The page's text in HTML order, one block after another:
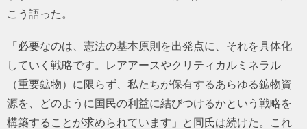
こう語った。
「必要なのは、憲法の基本原則を出発点に、それを具体化
していく戦略です。レアアースやクリティカルミネラル
（重要鉱物）に限らず、私たちが保有するあらゆる鉱物資
源を、どのように国民の利益に結びつけるかという戦略を
構築することが求められています」と同氏は続けた。これ